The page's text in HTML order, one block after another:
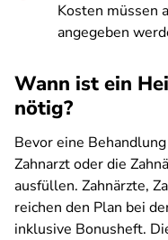
Kosten müssen
angegeben
Wann ist ein
nötig?
Bevor eine
Zahnarzt oder die
ausfüllen. Zahnärzte,
reichen den Plan bei
inklusive Bonusheft.